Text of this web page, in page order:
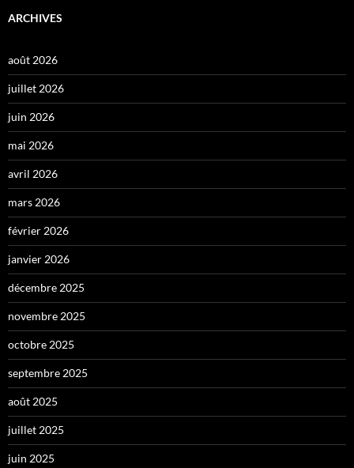
ARCHIVES
août 2026
juillet 2026
juin 2026
mai 2026
avril 2026
mars 2026
février 2026
janvier 2026
décembre 2025
novembre 2025
octobre 2025
septembre 2025
août 2025
juillet 2025
juin 2025